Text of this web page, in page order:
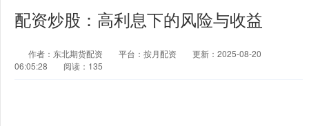
配资炒股：高利息下的风险与收益
作者：东北期货配资 平台：按月配资
更新：2025-08-20
06:05:28
阅读：135